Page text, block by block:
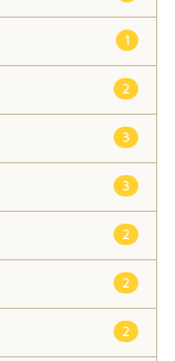
1
2
3
3
2
2
2